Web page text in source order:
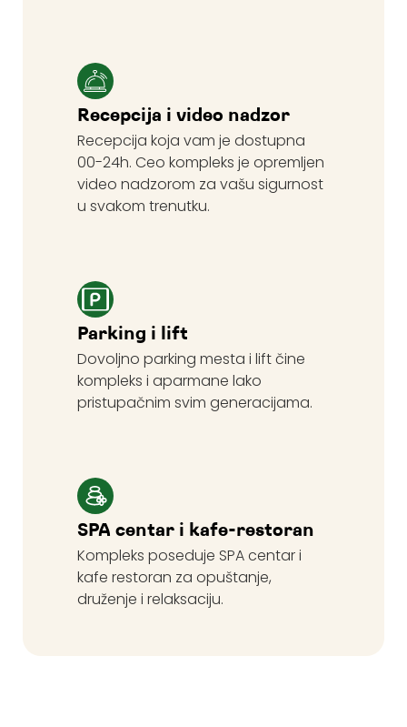
Recepcija i video nadzor
Recepcija koja vam je dostupna
00-24h. Ceo kompleks je opremljen
video nadzorom za vašu sigurnost
u svakom trenutku.​
Parking i lift
Dovoljno parking mesta i lift čine
kompleks i aparmane lako
pristupačnim svim generacijama.
SPA centar i kafe-restoran
Kompleks poseduje SPA centar i
kafe restoran za opuštanje,
druženje i relaksaciju.